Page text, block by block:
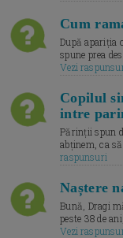
Cum
După apariția
spune prea
Vezi
Copilul
intre
Părinții spun
abținem, ca
raspunsuri
Naștere
Bună, Dragi
peste 38 de
Vezi